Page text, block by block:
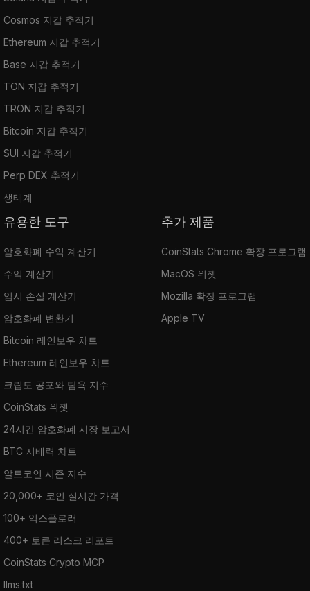
Cosmos 지갑 추적기
Ethereum 지갑 추적기
Base 지갑 추적기
TON 지갑 추적기
TRON 지갑 추적기
Bitcoin 지갑 추적기
SUI 지갑 추적기
Perp DEX 추적기
생태계
유용한 도구
암호화폐 수익 계산기
수익 계산기
임시 손실 계산기
암호화폐 변환기
Bitcoin 레인보우 차트
Ethereum 레인보우 차트
크립토 공포와 탐욕 지수
CoinStats 위젯
24시간 암호화폐 시장 보고서
BTC 지배력 차트
알트코인 시즌 지수
20,000+ 코인 실시간 가격
100+ 익스플로러
400+ 토큰 리스크 리포트
CoinStats Crypto MCP
llms.txt
추가 제품
CoinStats Chrome 확장 프로그램
MacOS 위젯
Mozilla 확장 프로그램
Apple TV